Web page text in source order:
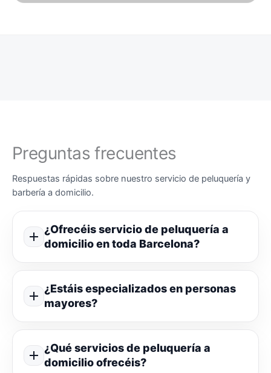
Preguntas frecuentes
Respuestas rápidas sobre nuestro servicio de peluquería y
barbería a domicilio.
¿Ofrecéis servicio de peluquería a
domicilio en toda Barcelona?
¿Estáis especializados en personas
mayores?
¿Qué servicios de peluquería a
domicilio ofrecéis?